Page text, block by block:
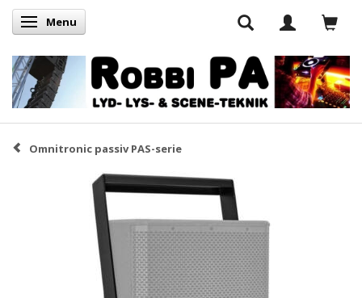
Skifte navigation
Menu
Omnitronic passiv PAS-serie